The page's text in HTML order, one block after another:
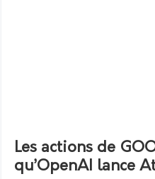
Les actions de
qu’OpenAI lance